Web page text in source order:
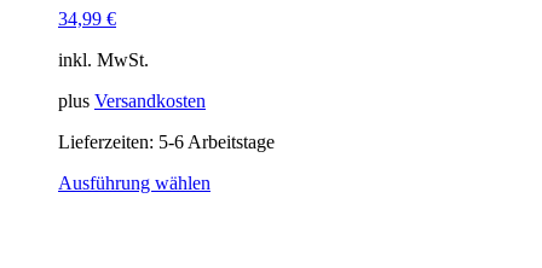
Optionen
können
auf
Produktseite
werden
34,99 €
inkl. MwSt.
plus Versandkosten
Lieferzeiten: 5-6 Arbeitstage
Ausführung wählen